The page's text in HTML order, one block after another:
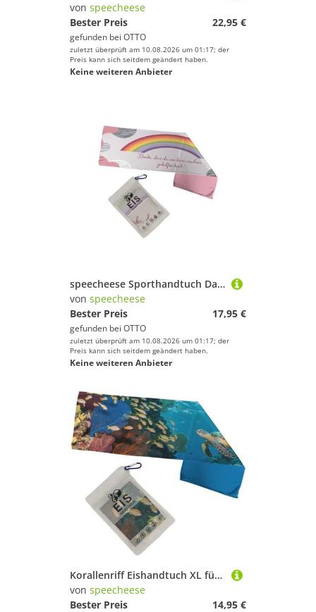
von speecheese
Bester Preis
22,95 €
gefunden bei OTTO
zuletzt überprüft am 10.08.2026 um 01:17; der
Preis kann sich seitdem geändert haben.
Keine weiteren Anbieter
speecheese Sporthandtuch Danke für die schöne Zeit Regenbogen Eishandtuch für Erzieher
von speecheese
Bester Preis
17,95 €
gefunden bei OTTO
zuletzt überprüft am 10.08.2026 um 01:17; der
Preis kann sich seitdem geändert haben.
Keine weiteren Anbieter
Korallenriff Eishandtuch XL für Ozeanliebhaber Lustiges Kühlhandtuch für Abenteuer und sportlich Aktive
von speecheese
Bester Preis
14,95 €